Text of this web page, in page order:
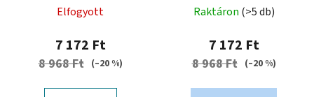
termék
átlagos
értékelése
Elfogyott
7 172 Ft
8 968 Ft (–20 %)
termék
átlagos
értékelése
Raktáron (>5 db)
7 172 Ft
8 968 Ft (–20 %)